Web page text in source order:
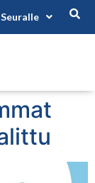
Seuralle